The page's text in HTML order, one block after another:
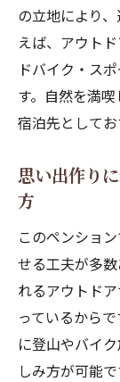
の立地により
えば、アウト
ドバイク・ス
す。自然を満
宿泊先としてお
思い出作り
方
このペンショ
せる工夫が多
れるアウトド
っているから
に登山やバイ
しみ方が可能